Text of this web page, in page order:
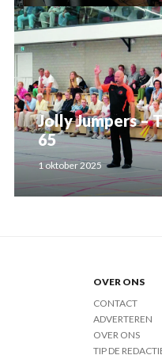
Jolly Jumpers –
65
1 oktober 2025
OVER ONS
CONTACT
ADVERTEREN
OVER ONS
TIP DE